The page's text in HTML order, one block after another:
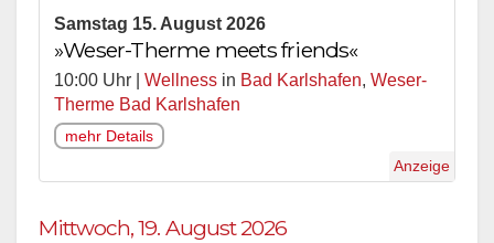
Samstag 15. August 2026
»Weser-Therme meets friends«
10:00 Uhr | Wellness in Bad Karlshafen, Weser-
Therme Bad Karlshafen
mehr Details
Anzeige
Mittwoch, 19. August 2026